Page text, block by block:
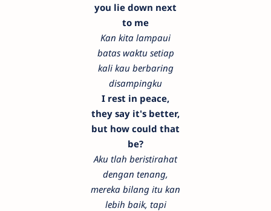
you lie down next
to me
Kan kita lampaui
batas waktu setiap
kali kau berbaring
disampingku
I rest in peace,
they say it's better,
but how could that
be?
Aku tlah beristirahat
dengan tenang,
mereka bilang itu kan
lebih baik, tapi